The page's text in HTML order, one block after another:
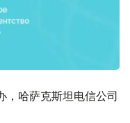
，哈萨克斯坦电信公司